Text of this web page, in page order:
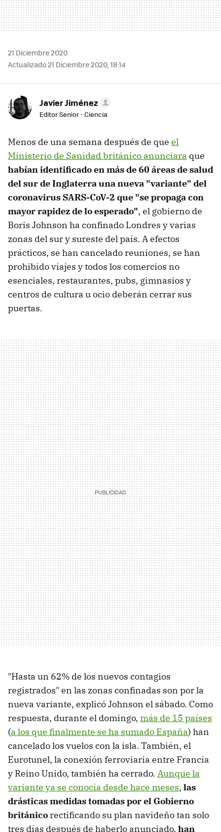
21 Diciembre 2020
Actualizado 21 Diciembre 2020, 18:14
Javier Jiménez
Editor Senior - Ciencia
Menos de una semana después de que el
Ministerio de Sanidad británico anunciara que
habían identificado en más de 60 áreas de salud
del sur de Inglaterra una nueva "variante" del
coronavirus SARS-CoV-2 que "se propaga con
mayor rapidez de lo esperado", el gobierno de
Boris Johnson ha confinado Londres y varias
zonas del sur y sureste del país. A efectos
prácticos, se han cancelado reuniones, se han
prohibido viajes y todos los comercios no
esenciales, restaurantes, pubs, gimnasios y
centros de cultura u ocio deberán cerrar sus
puertas.
"Hasta un 62% de los nuevos contagios
registrados" en las zonas confinadas son por la
nueva variante, explicó Johnson el sábado. Como
respuesta, durante el domingo, más de 15 países
(a los que finalmente se ha sumado España) han
cancelado los vuelos con la isla. También, el
Eurotunel, la conexión ferroviaria entre Francia
y Reino Unido, también ha cerrado. Aunque la
variante ya se conocía desde hace meses, las
drásticas medidas tomadas por el Gobierno
británico rectificando su plan navideño tan solo
tres días después de haberlo anunciado, han